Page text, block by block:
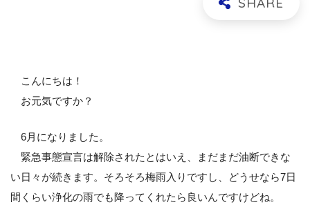
こんにちは！
お元気ですか？
6月になりました。
緊急事態宣言は解除されたとはいえ、まだまだ油断できな
い日々が続きます。そろそろ梅雨入りですし、どうせなら7日
間くらい浄化の雨でも降ってくれたら良いんですけどね。